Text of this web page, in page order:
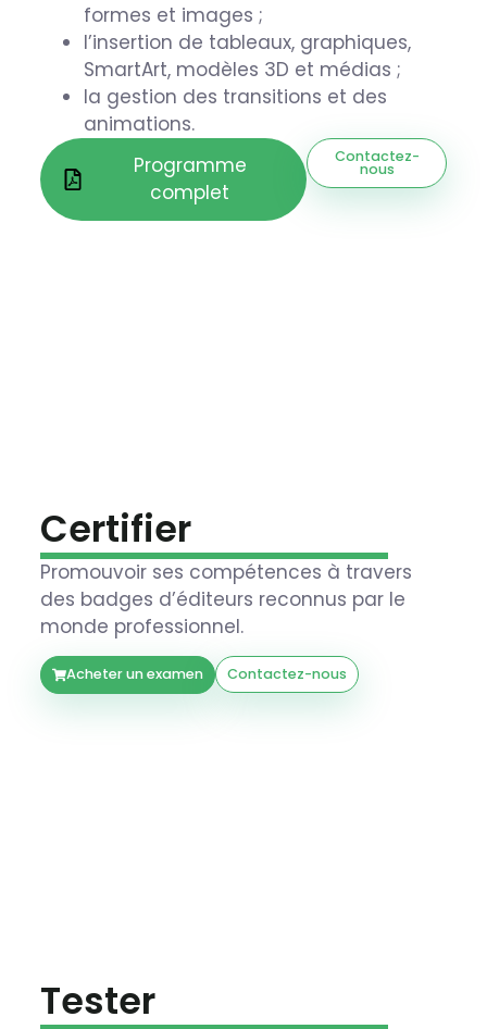
formes et images ;
l’insertion de tableaux, graphiques,
SmartArt, modèles 3D et médias ;
la gestion des transitions et des
animations.
Programme
complet
Contactez-
nous
Certifier
Promouvoir ses compétences à travers
des badges d’éditeurs reconnus par le
monde professionnel.
Acheter un examen Contactez-nous
Tester